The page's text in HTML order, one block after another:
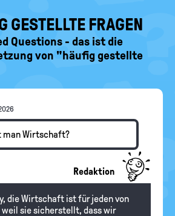
GESTELLTE FRAGEN
Questions - das ist die
von "häufig gestellte
man Wirtschaft?
Redaktion
die Wirtschaft ist für jeden von
weil sie sicherstellt, dass wir